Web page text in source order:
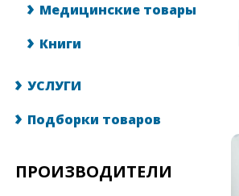
Медицинские товары
Книги
УСЛУГИ
Подборки товаров
ПРОИЗВОДИТЕЛИ